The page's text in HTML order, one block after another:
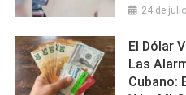
24 de
El Dólar
Las
Cubano: